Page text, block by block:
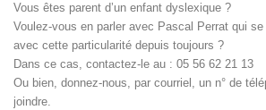
Vous êtes parent d’un enfant dyslexique ?
Voulez-vous en parler avec Pascal Perrat qui
avec cette particularité depuis toujours ?
Dans ce cas, contactez-le au : 05 56 62 21 13
Ou bien, donnez-nous, par courriel, un n° de
joindre.